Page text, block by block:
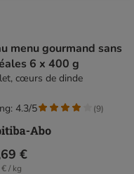
menu gourmand sans
6 x 400 g
cœurs de dinde
€
/ kg
4.3/5 (9)